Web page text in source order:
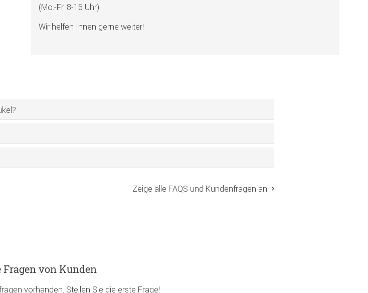
(Mo.-Fr. 8-16 Uhr)
Wir helfen Ihnen gerne weiter!
Zeige alle FAQS und Kundenfragen an
Fragen von Kunden
vorhanden. Stellen Sie die erste Frage!